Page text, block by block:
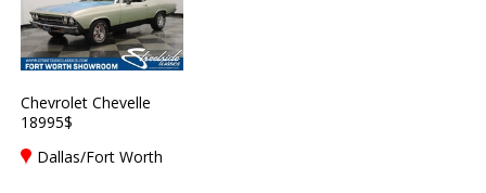
Chevrolet Chevelle
18995$
Dallas/Fort Worth